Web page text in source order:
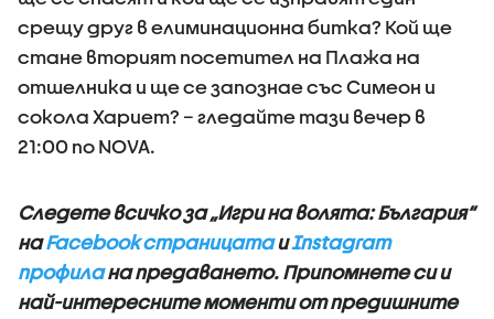
срещу друг в елиминационна битка? Кой ще
стане вторият посетител на Плажа на
отшелника и ще се запознае със Симеон и
сокола Хариет? – гледайте тази вечер в
21:00 по NOVA.
Следете всичко за „Игри на волята: България“
наFacebook страницатаиInstagram
профилана предаването. Припомнете си и
най-интересните моменти от предишните